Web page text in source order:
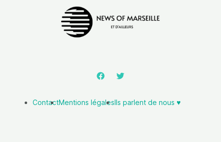
ContactMentions légalesIls parlent de nous ♥️